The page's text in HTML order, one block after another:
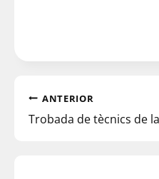
ANTERIOR
Trobada de tècnics de